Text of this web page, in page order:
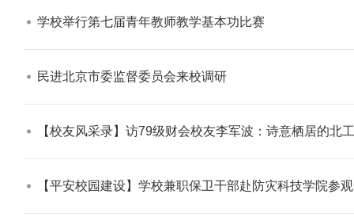
学校举行第七届青年教师教学基本功比赛​
民进北京市委监督委员会来校调研​
【校友风采录】访79级财会校友李军波：诗意栖居的北
【平安校园建设】学校兼职保卫干部赴防灾科技学院参